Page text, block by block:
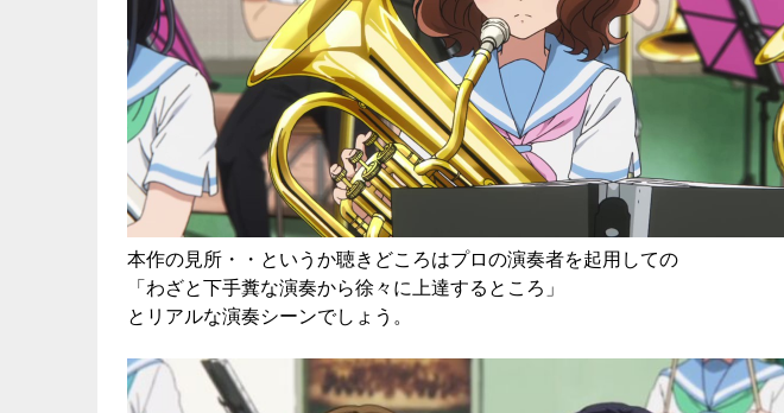
本作の見所・・というか聴きどころはプロの演奏者を起用しての
「わざと下手糞な演奏から徐々に上達するところ」
とリアルな演奏シーンでしょう。